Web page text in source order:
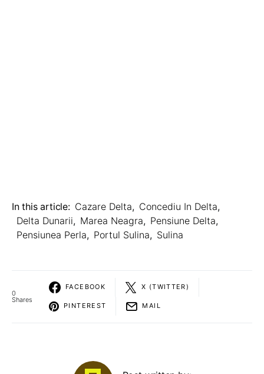
In this article: Cazare Delta, Concediu In Delta,
Delta Dunarii, Marea Neagra, Pensiune Delta,
Pensiunea Perla, Portul Sulina, Sulina
0
Shares
FACEBOOK X (TWITTER)
PINTEREST MAIL